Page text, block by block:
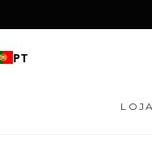
PT